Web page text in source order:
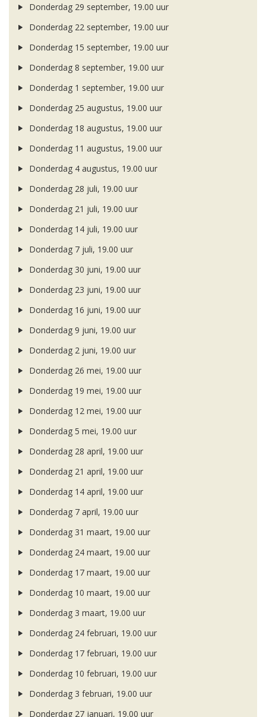
Donderdag 29 september, 19.00 uur
Donderdag 22 september, 19.00 uur
Donderdag 15 september, 19.00 uur
Donderdag 8 september, 19.00 uur
Donderdag 1 september, 19.00 uur
Donderdag 25 augustus, 19.00 uur
Donderdag 18 augustus, 19.00 uur
Donderdag 11 augustus, 19.00 uur
Donderdag 4 augustus, 19.00 uur
Donderdag 28 juli, 19.00 uur
Donderdag 21 juli, 19.00 uur
Donderdag 14 juli, 19.00 uur
Donderdag 7 juli, 19.00 uur
Donderdag 30 juni, 19.00 uur
Donderdag 23 juni, 19.00 uur
Donderdag 16 juni, 19.00 uur
Donderdag 9 juni, 19.00 uur
Donderdag 2 juni, 19.00 uur
Donderdag 26 mei, 19.00 uur
Donderdag 19 mei, 19.00 uur
Donderdag 12 mei, 19.00 uur
Donderdag 5 mei, 19.00 uur
Donderdag 28 april, 19.00 uur
Donderdag 21 april, 19.00 uur
Donderdag 14 april, 19.00 uur
Donderdag 7 april, 19.00 uur
Donderdag 31 maart, 19.00 uur
Donderdag 24 maart, 19.00 uur
Donderdag 17 maart, 19.00 uur
Donderdag 10 maart, 19.00 uur
Donderdag 3 maart, 19.00 uur
Donderdag 24 februari, 19.00 uur
Donderdag 17 februari, 19.00 uur
Donderdag 10 februari, 19.00 uur
Donderdag 3 februari, 19.00 uur
Donderdag 27 januari, 19.00 uur